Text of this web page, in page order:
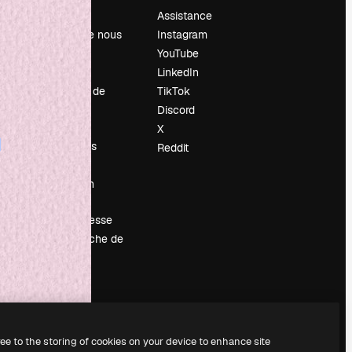
À propos de nous
Tendances de
Événements
Vendre mon
Salle de presse
À la recherche de
Assistance
Instagram
YouTube
LinkedIn
TikTok
Discord
X
Reddit
to the storing of cookies on your device to enhance site